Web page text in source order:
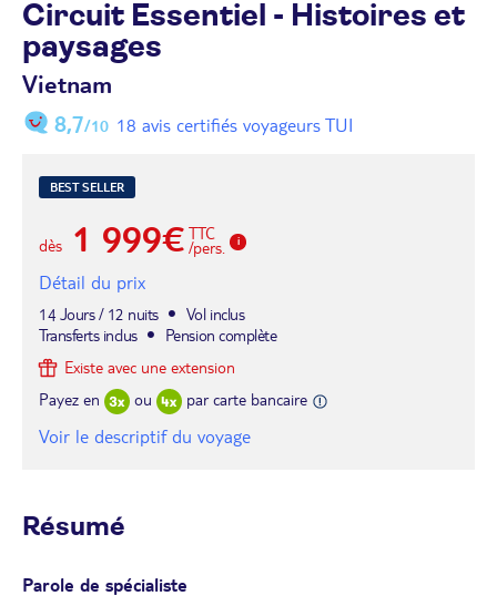
Circuit Essentiel - Histoires et
paysages
Vietnam
8,7/10 18 avis certifiés voyageurs TUI
BEST SELLER
dès 1 999€ TTC
/pers.
Détail du prix
14 Jours / 12 nuits
Vol inclus
Transferts inclus
Pension complète
Existe avec une extension
Payez en
ou par carte bancaire
Voir le descriptif du voyage
Résumé
Parole de spécialiste